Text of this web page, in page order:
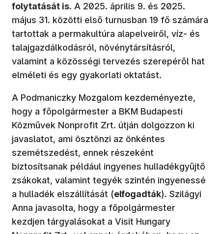
folytatását is. A 2025. április 9. és 2025.
május 31. közötti első turnusban 19 fő számára
tartottak a permakultúra alapelveiről, víz- és
talajgazdálkodásról, növénytársításról,
valamint a közösségi tervezés szerepéről hat
elméleti és egy gyakorlati oktatást.
A Podmaniczky Mozgalom kezdeményezte,
hogy a főpolgármester a BKM Budapesti
Közművek Nonprofit Zrt. útján dolgozzon ki
javaslatot, ami ösztönzi az önkéntes
szemétszedést, ennek részeként
biztosítsanak például ingyenes hulladékgyűjtő
zsákokat, valamint tegyék szintén ingyenessé
a hulladék elszállítását (elfogadták). Szilágyi
Anna javasolta, hogy a főpolgármester
kezdjen tárgyalásokat a Visit Hungary